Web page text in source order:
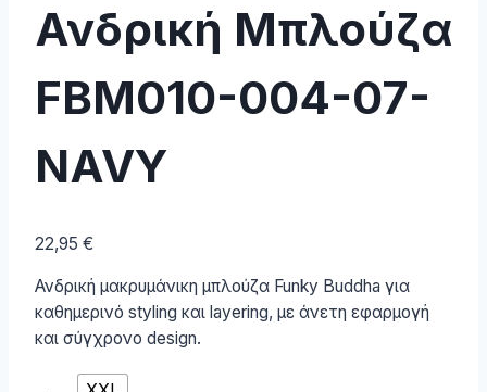
Ανδρική Μπλούζα
FBM010-004-07-
NAVY
22,95 €
Ανδρική μακρυμάνικη μπλούζα Funky Buddha για
καθημερινό styling και layering, με άνετη εφαρμογή
και σύγχρονο design.